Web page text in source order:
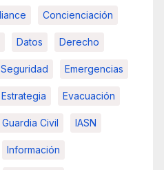
Concienciación
Datos Derecho
Emergencias
Estrategia Evacuación
Guardia Civil IASN
Información